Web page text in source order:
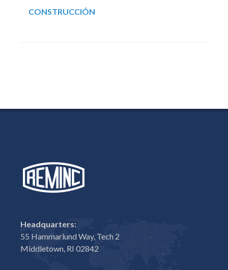
CONSTRUCCIÓN
Headquarters:
55 Hammarlund Way, Tech 2
Middletown, RI 02842